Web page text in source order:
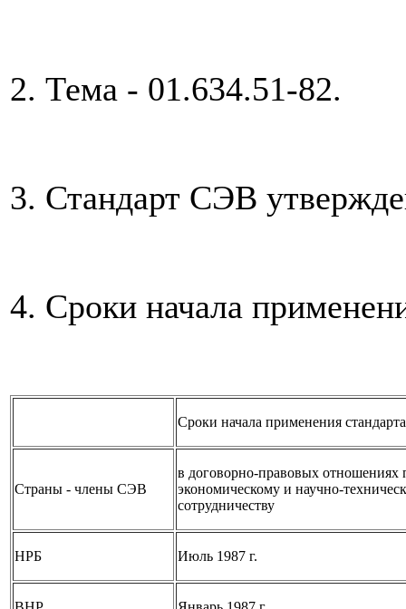
2. Тема - 01.634.51-82.
3. Стандарт СЭВ
4. Сроки начала
Сроки начала применения
Страны - члены СЭВ
в договорно-правовых отношениях
экономическому и научно-
сотрудничеству
НРБ Июль 1987 г.